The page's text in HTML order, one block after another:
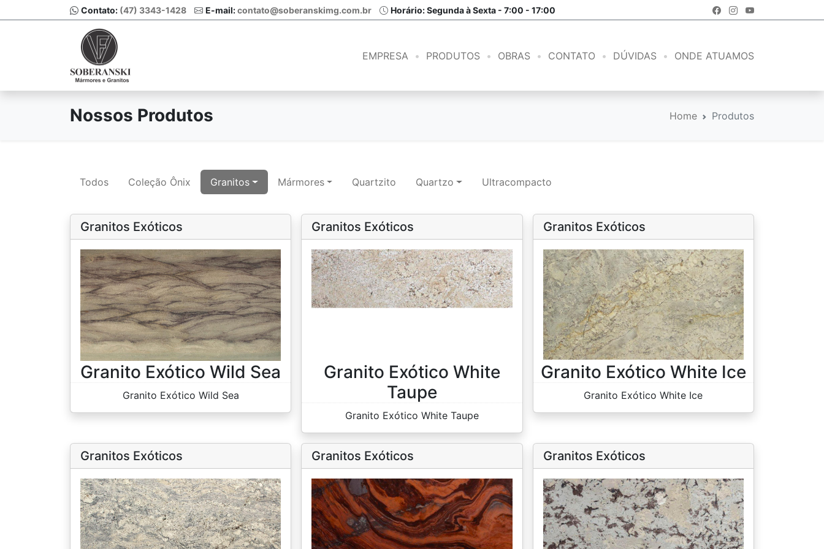
Contato: (47) 3343-1428 E-mail:contato@soberanskimg.com.br Horário: Segunda à Sexta - 7:00 - 17:00
EMPRESA PRODUTOS OBRAS CONTATO DÚVIDAS ONDE ATUAMOS
Nossos Produtos Home Produtos
Todos Coleção Ônix Granitos Mármores Quartzito Quartzo Ultracompacto
Granitos Exóticos
Granito Exótico Wild Sea
Granito Exótico Wild Sea
Granitos Exóticos
Granito Exótico White
Taupe
Granito Exótico White Taupe
Granitos Exóticos
Granito Exótico White Ice
Granito Exótico White Ice
Granitos Exóticos Granitos Exóticos Granitos Exóticos